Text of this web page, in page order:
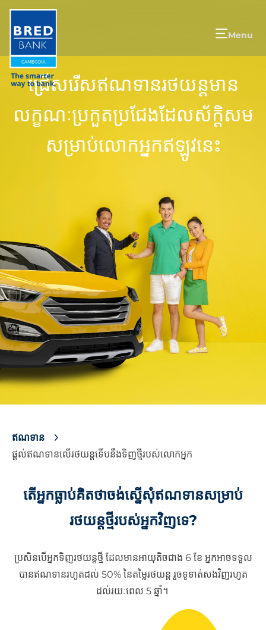
Menu
ជ្រើសរើសឥណទានរថយន្តមាន
លក្ខណៈប្រកួតប្រជែងដែលស័ក្តិសម
សម្រាប់លោកអ្នកឥឡូវនេះ
ឥណទាន
ផ្តល់ឥណទានលើរថយន្តទើបនឹងទិញថ្មីរបស់លោកអ្នក
តើអ្នកធ្លាប់គិតថាចង់ស្នើសុំឥណទានសម្រាប់
រថយន្ដថ្មីរបស់អ្នកវិញទេ?
ប្រសិនបើអ្នកទិញរថយន្តថ្មី ដែលមានអាយុតិចជាង 6 ខែ អ្នកអាចទទួល
បានឥណទានរហូតដល់ 50% នៃតម្លៃរថយន្ដ រួចទូទាត់សងវិញរហូត
ដល់រយៈពេល 5 ឆ្នាំ។